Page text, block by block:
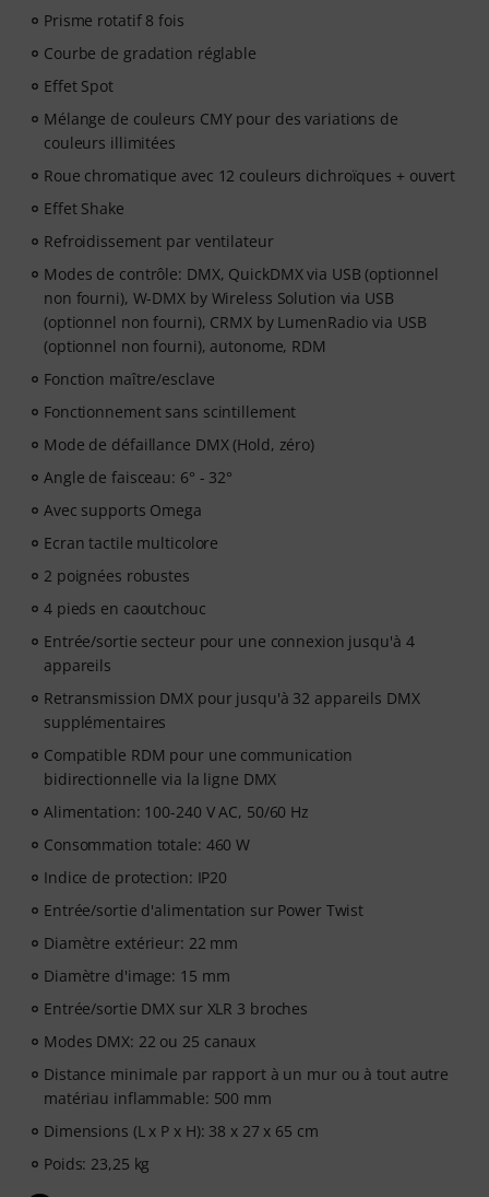
Prisme rotatif 8 fois
Courbe de gradation réglable
Effet Spot
Mélange de couleurs CMY pour des variations de
couleurs illimitées
Roue chromatique avec 12 couleurs dichroïques + ouvert
Effet Shake
Refroidissement par ventilateur
Modes de contrôle: DMX, QuickDMX via USB (optionnel
non fourni), W-DMX by Wireless Solution via USB
(optionnel non fourni), CRMX by LumenRadio via USB
(optionnel non fourni), autonome, RDM
Fonction maître/esclave
Fonctionnement sans scintillement
Mode de défaillance DMX (Hold, zéro)
Angle de faisceau: 6° - 32°
Avec supports Omega
Ecran tactile multicolore
2 poignées robustes
4 pieds en caoutchouc
Entrée/sortie secteur pour une connexion jusqu'à 4
appareils
Retransmission DMX pour jusqu'à 32 appareils DMX
supplémentaires
Compatible RDM pour une communication
bidirectionnelle via la ligne DMX
Alimentation: 100-240 V AC, 50/60 Hz
Consommation totale: 460 W
Indice de protection: IP20
Entrée/sortie d'alimentation sur Power Twist
Diamètre extérieur: 22 mm
Diamètre d'image: 15 mm
Entrée/sortie DMX sur XLR 3 broches
Modes DMX: 22 ou 25 canaux
Distance minimale par rapport à un mur ou à tout autre
matériau inflammable: 500 mm
Dimensions (L x P x H): 38 x 27 x 65 cm
Poids: 23,25 kg